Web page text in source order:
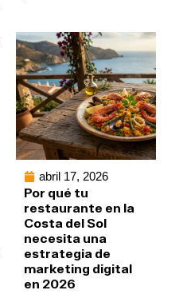
abril 17, 2026
Por qué tu
restaurante en la
Costa del Sol
necesita una
estrategia de
marketing digital
en 2026